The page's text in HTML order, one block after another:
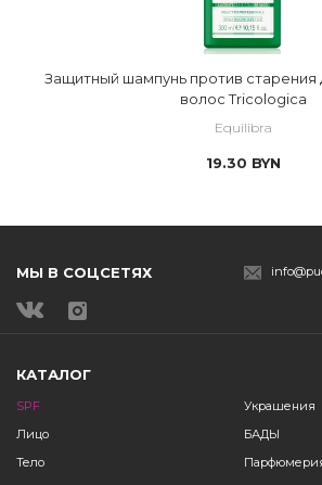
Защитный шампунь против
волос Tricologica
Equilibra
19.30 BYN
МЫ В СОЦСЕТЯХ
КАТАЛОГ
SPF
Лицо
Тело
Украшения
БАДЫ